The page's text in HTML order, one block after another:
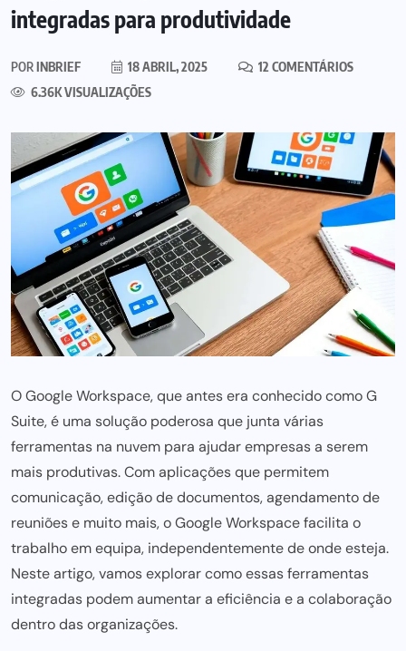
integradas para produtividade
PORINBRIEF 18 ABRIL, 2025
12 COMENTÁRIOS
6.36K VISUALIZAÇÕES
O Google Workspace, que antes era conhecido como G
Suite, é uma solução poderosa que junta várias
ferramentas na nuvem para ajudar empresas a serem
mais produtivas. Com aplicações que permitem
comunicação, edição de documentos, agendamento de
reuniões e muito mais, o Google Workspace facilita o
trabalho em equipa, independentemente de onde esteja.
Neste artigo, vamos explorar como essas ferramentas
integradas podem aumentar a eficiência e a colaboração
dentro das organizações.